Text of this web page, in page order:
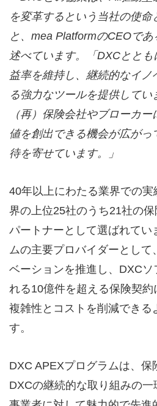
を変革するという当社の使命
と、mea PlatformのCEOで
述べています。「DXCとと
益率を維持し、継続的なイ
る強力なツールを提供して
（再）保険会社やブローカ
値を創出できる機会が広がっ
待を寄せています。」
40年以上にわたる業界での
界の上位25社のうち21社の
パートナーとして選ばれてい
ムの主要プロバイダーとして
ベーションを推進し、DXCソ
れる10億件を超える保険契
複雑性とコストを削減できる
す。
DXC APEXプログラムは、保
DXCの継続的な取り組みの